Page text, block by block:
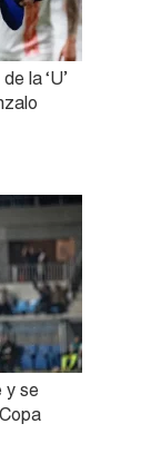
la ‘U’
y se